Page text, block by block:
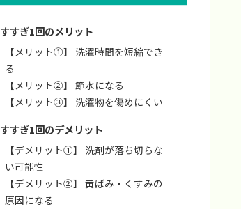
すすぎ1回のメリット
【メリット①】 洗濯時間を短縮でき
る
【メリット②】 節水になる
【メリット③】 洗濯物を傷めにくい
すすぎ1回のデメリット
【デメリット①】 洗剤が落ち切らな
い可能性
【デメリット②】 黄ばみ・くすみの
原因になる